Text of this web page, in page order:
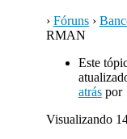
› Fóruns ›
RMAN
Este
atráspor
Visualizando